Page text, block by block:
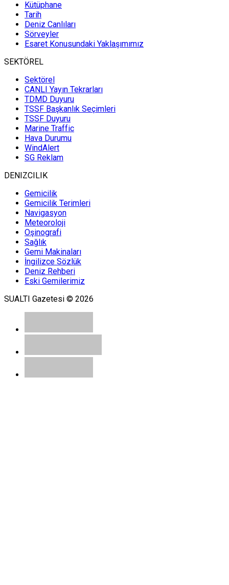
Kütüphane
Tarih
Deniz Canlıları
Sörveyler
Esaret Konusundaki Yaklaşımımız
SEKTÖREL
Sektörel
CANLI Yayın Tekrarları
TDMD Duyuru
TSSF Başkanlık Seçimleri
TSSF Duyuru
Marine Traffic
Hava Durumu
WindAlert
SG Reklam
DENIZCILIK
Gemicilik
Gemicilik Terimleri
Navigasyon
Meteoroloji
Oşinografi
Sağlık
Gemi Makinaları
İngilizce Sözlük
Deniz Rehberi
Eski Gemilerimiz
SUALTI Gazetesi © 2026